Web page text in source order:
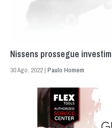
Nissens prossegue
30 Ago. 2022 | Paulo Homem